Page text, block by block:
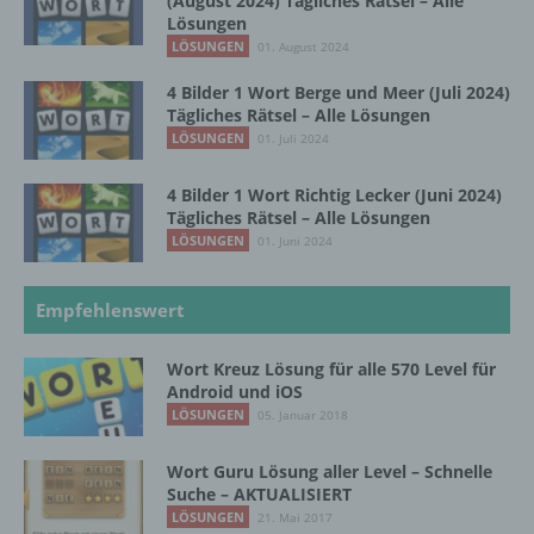
Lösungen
LÖSUNGEN 01. August 2024
4 Bilder 1 Wort Berge und Meer (Juli 2024)
Tägliches Rätsel – Alle Lösungen
LÖSUNGEN 01. Juli 2024
4 Bilder 1 Wort Richtig Lecker (Juni 2024)
Tägliches Rätsel – Alle Lösungen
LÖSUNGEN 01. Juni 2024
Empfehlenswert
Wort Kreuz Lösung für alle 570 Level für
Android und iOS
LÖSUNGEN 05. Januar 2018
Wort Guru Lösung aller Level – Schnelle
Suche – AKTUALISIERT
LÖSUNGEN 21. Mai 2017
Pseudonymisierung ist die Verarbeitung
personenbezogener Daten in einer Weise,
auf welche die personenbezogenen Daten
ohne Hinzuziehung zusätzlicher
Informationen nicht mehr einer spezifischen
können, sofern diese zusätzlichen
Informationen gesondert aufbewahrt werden
und technischen und organisatorischen
einer identifizierten oder identifizierbaren
g) Verantwortlicher oder für die Verarbeitung
Verantwortlicher oder für die Verarbeitung
Verantwortlicher ist die natürliche oder